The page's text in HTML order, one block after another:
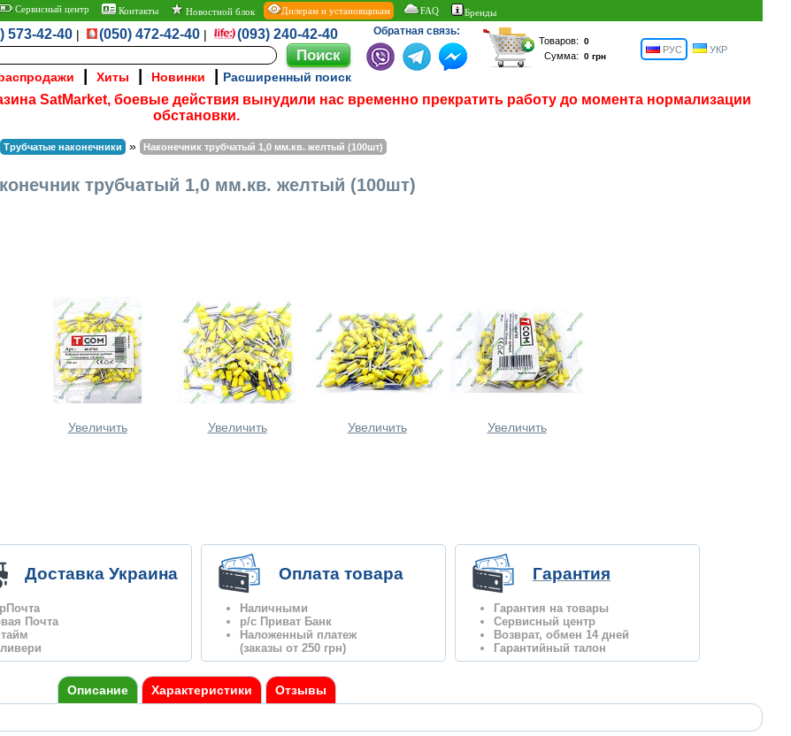
Сервисный центр Контакты Новостной блок Дилерам и установщикам FAQ Бренды
573-42-40| (050) 472-42-40| (093) 240-42-40
Хиты Новинки Расширенный поиск
Обратная связь:
Товаров:
Сумма:
РУС УКР
SatMarket, боевые действия вынудили нас временно прекратить работу до момента нормализации
обстановки.
Трубчатые наконечники » Наконечник трубчатый 1,0 мм.кв. желтый (100шт)
трубчатый 1,0 мм.кв. желтый (100шт)
Увеличить Увеличить Увеличить Увеличить
Доставка Украина
Почта
Оплата товара
Наличными
р/с Приват Банк
Наложенный платеж
(заказы от 250 грн)
Гарантия
Гарантия на товары
Сервисный центр
Возврат, обмен 14 дней
Гарантийный талон
Описание Характеристики Отзывы